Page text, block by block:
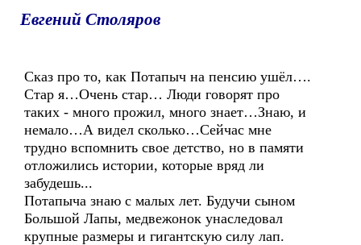
Евгений Столяров
Сказ про то, как Потапыч на пенсию ушёл….
Стар я…Очень стар… Люди говорят про
таких - много прожил, много знает…Знаю, и
немало…А видел сколько…Сейчас мне
трудно вспомнить свое детство, но в памяти
отложились истории, которые вряд ли
забудешь...
Потапыча знаю с малых лет. Будучи сыном
Большой Лапы, медвежонок унаследовал
крупные размеры и гигантскую силу лап.